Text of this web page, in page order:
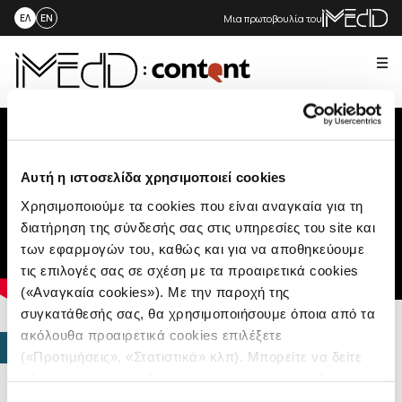
Αυτή η ιστοσελίδα χρησιμοποιεί cookies
Χρησιμοποιούμε τα cookies που είναι αναγκαία για τη
διατήρηση της σύνδεσής σας στις υπηρεσίες του site και
των εφαρμογών του, καθώς και για να αποθηκεύουμε
τις επιλογές σας σε σχέση με τα προαιρετικά cookies
(«Αναγκαία cookies»). Με την παροχή της
συγκατάθεσής σας, θα χρησιμοποιήσουμε όποια από τα
ακόλουθα προαιρετικά cookies επιλέξετε
(«Προτιμήσεις», «Στατιστικά» κλπ). Μπορείτε να δείτε
ΕΛ EN Μια πρωτοβουλία του
ΠΟΛΥΜΕΣΑ
Υπεράσπιση της